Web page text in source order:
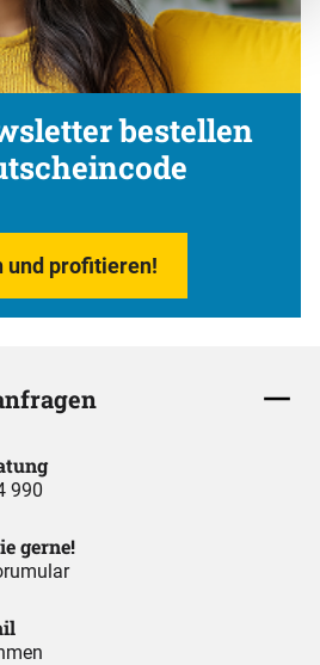
bestellen
und profitieren!
990
gerne!